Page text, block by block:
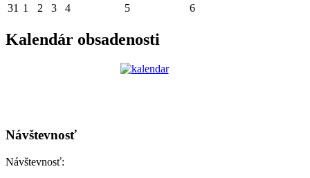
31 1 2 3 4 5 6
Kalendár obsadenosti
Návštevnosť
Návštevnosť: